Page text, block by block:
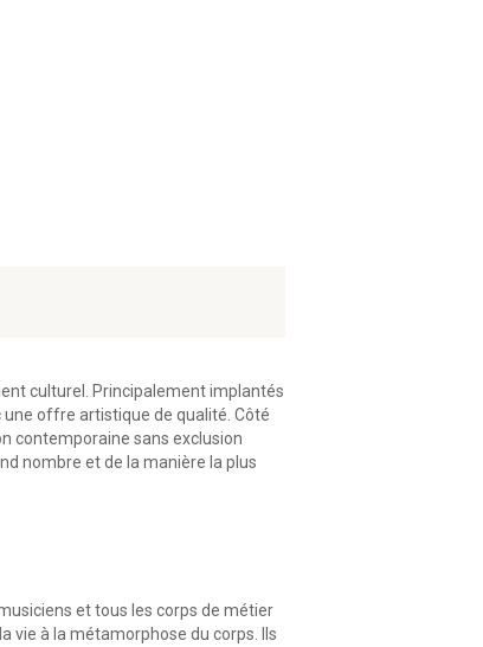
culturel. Principalement implantés
offre artistique de qualité. Côté
contemporaine sans exclusion
nombre et de la manière la plus
et tous les corps de métier
vie à la métamorphose du corps. Ils